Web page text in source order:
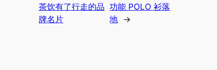
茶饮有了行走的品
牌名片
功能 POLO 衫落
地
→